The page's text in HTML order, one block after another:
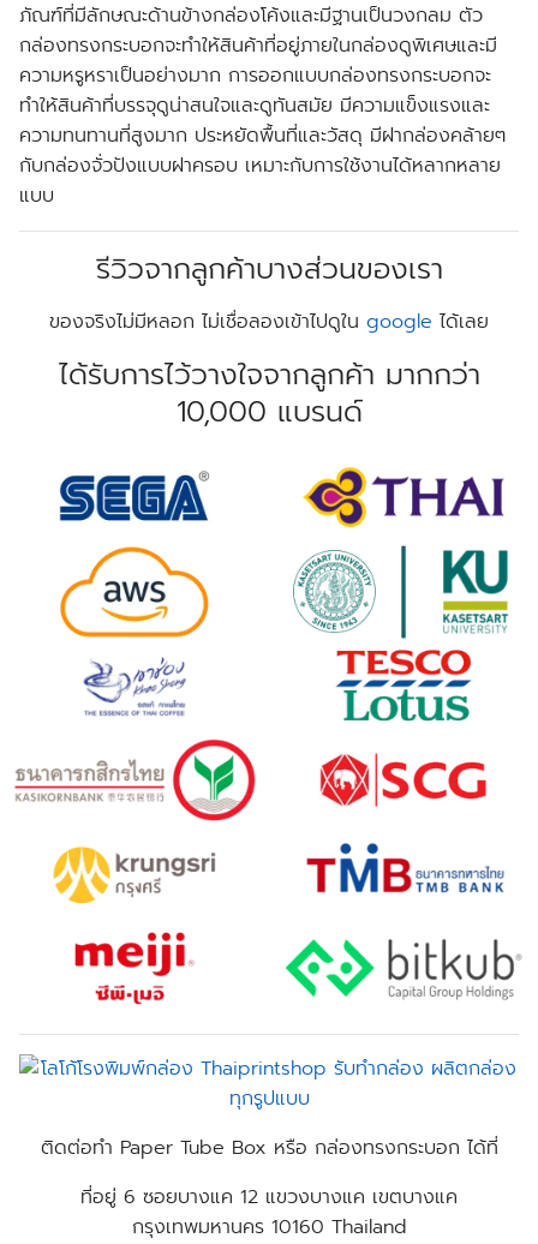
ภัณฑ์ที่มีลักษณะด้านข้างกล่องโค้งและมีฐานเป็นวงกลม ตัว
กล่องทรงกระบอกจะทำให้สินค้าที่อยู่ภายในกล่องดูพิเศษและมี
ความหรูหราเป็นอย่างมาก การออกแบบกล่องทรงกระบอกจะ
ทำให้สินค้าที่บรรจุดูน่าสนใจและดูทันสมัย มีความแข็งแรงและ
ความทนทานที่สูงมาก ประหยัดพื้นที่และวัสดุ มีฝากล่องคล้ายๆ
กับกล่องจั่วปังแบบฝาครอบ เหมาะกับการใช้งานได้หลากหลาย
แบบ
รีวิวจากลูกค้าบางส่วนของเรา
ของจริงไม่มีหลอก ไม่เชื่อลองเข้าไปดูใน google ได้เลย
ได้รับการไว้วางใจจากลูกค้า มากกว่า
10,000 แบรนด์
ติดต่อทำ Paper Tube Box หรือ กล่องทรงกระบอก ได้ที่
ที่อยู่ 6 ซอยบางแค 12 แขวงบางแค เขตบางแค
กรุงเทพมหานคร 10160 Thailand